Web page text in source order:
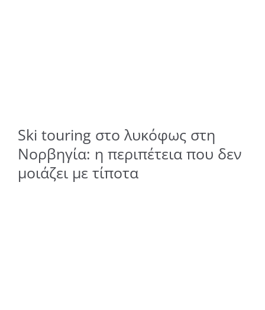
Ski touring στο λυκόφως στη
Νορβηγία: η περιπέτεια που δεν
μοιάζει με τίποτα